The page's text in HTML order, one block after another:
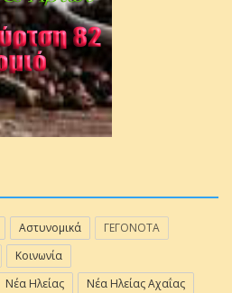
Αστυνομικά
ΓΕΓΟΝΟΤΑ
Κοινωνία
Νέα Ηλείας
Νέα Ηλείας Αχαΐας